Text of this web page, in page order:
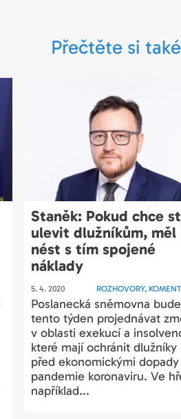
Přečtěte si také
Staněk: Pokud chce
ulevit dlužníkům, měl
nést s tím spojené
náklady
5. 4. 2020 ROZHOVORY,
Poslanecká sněmovna bude
tento týden projednávat
v oblasti exekucí a
které mají ochránit dlužníky
před ekonomickými dopady
pandemie koronaviru. Ve
například...